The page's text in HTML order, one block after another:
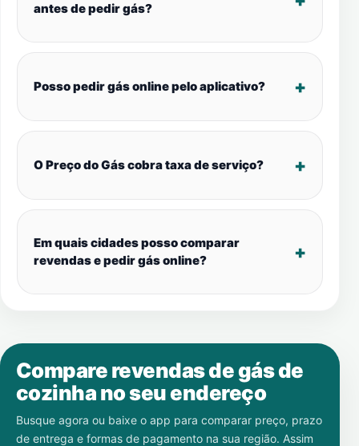
antes de pedir gás?
Posso pedir gás online pelo aplicativo?
O Preço do Gás cobra taxa de serviço?
Em quais cidades posso comparar
revendas e pedir gás online?
Compare revendas de gás de
cozinha no seu endereço
Busque agora ou baixe o app para comparar preço, prazo
de entrega e formas de pagamento na sua região. Assim